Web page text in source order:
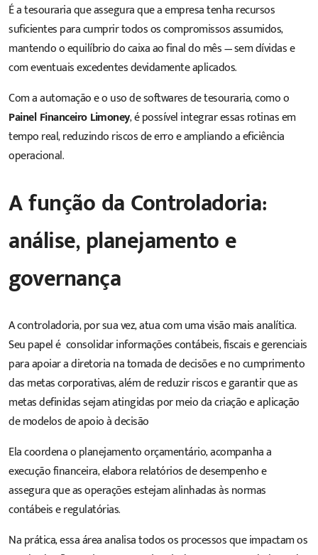
É a tesouraria que assegura que a empresa tenha recursos
suficientes para cumprir todos os compromissos assumidos,
mantendo o equilíbrio do caixa ao final do mês — sem dívidas e
com eventuais excedentes devidamente aplicados.
Com a automação e o uso de softwares de tesouraria, como o
Painel Financeiro Limoney, é possível integrar essas rotinas em
tempo real, reduzindo riscos de erro e ampliando a eficiência
operacional.
A função da Controladoria:
análise, planejamento e
governança
A controladoria, por sua vez, atua com uma visão mais analítica.
Seu papel é consolidar informações contábeis, fiscais e gerenciais
para apoiar a diretoria na tomada de decisões e no cumprimento
das metas corporativas, além de reduzir riscos e garantir que as
metas definidas sejam atingidas por meio da criação e aplicação
de modelos de apoio à decisão
Ela coordena o planejamento orçamentário, acompanha a
execução financeira, elabora relatórios de desempenho e
assegura que as operações estejam alinhadas às normas
contábeis e regulatórias.
Na prática, essa área analisa todos os processos que impactam os